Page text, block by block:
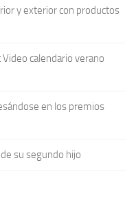
y exterior con productos
Video calendario verano
en los premios
su segundo hijo